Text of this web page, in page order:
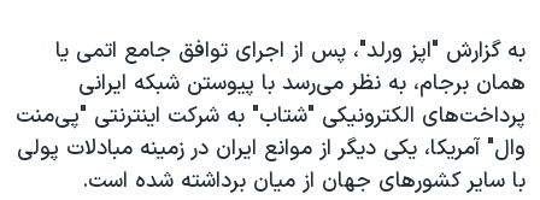
آرشیو پخش زنده
مجموعه مستندهای دادخواهی
تریبونال مردمی آبان ۹۸
دادگاه حمید نوری
چهل سال گروگان‌گیری
به گزارش "اپز ورلد"، پس از اجرای توافق جامع اتمی یا
همان برجام، به نظر می‌رسد با پیوستن شبکه ایرانی
پرداخت‌های الکترونیکی "شتاب" به شرکت اینترنتی "پی‌منت
وال" آمریکا، یکی دیگر از موانع ایران در زمینه مبادلات پولی
با سایر کشورهای جهان از میان برداشته شده است.